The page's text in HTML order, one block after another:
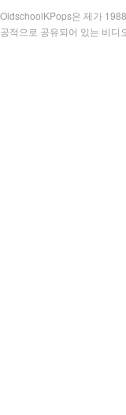
OldschoolKPops은 제가
공적으로 공유되어 있는 비디